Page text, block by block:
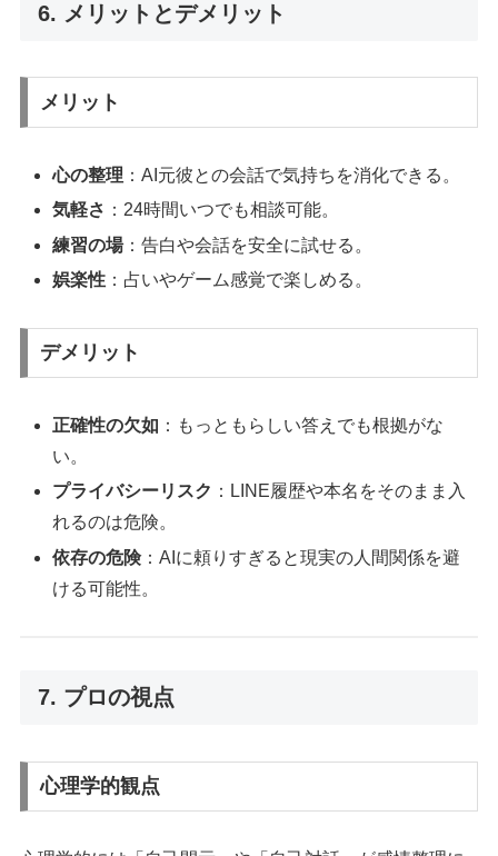
6. メリットとデメリット
メリット
心の整理 ：AI元彼との会話で気持ちを消化できる。
気軽さ ：24時間いつでも相談可能。
練習の場：告白や会話を安全に試せる。
娯楽性 ：占いやゲーム感覚で楽しめる。
デメリット
正確性の欠如 ：もっともらしい答えでも根拠がな
い。
プライバシーリスク ：LINE履歴や本名をそのまま入
れるのは危険。
依存の危険：AIに頼りすぎると現実の人間関係を避
ける可能性。
7. プロの視点
心理学的観点